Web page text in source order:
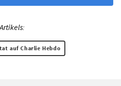
auf Charlie Hebdo